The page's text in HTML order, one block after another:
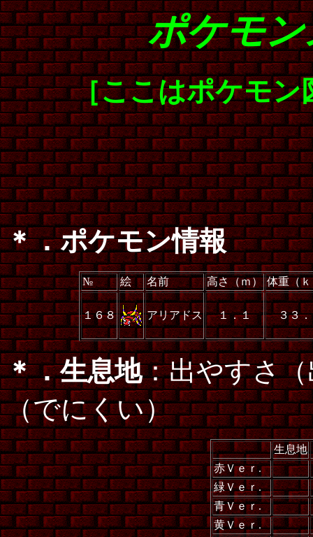
ポケモ
［ここはポケモン
＊．ポケモン情報
№ 絵 名前 高さ（ｍ） 体重（
１６８ アリアドス １．１ ３３
＊．生息地：出やすさ
（でにくい）
生息地
赤Ｖｅｒ.
緑Ｖｅｒ.
青Ｖｅｒ.
黄Ｖｅｒ.